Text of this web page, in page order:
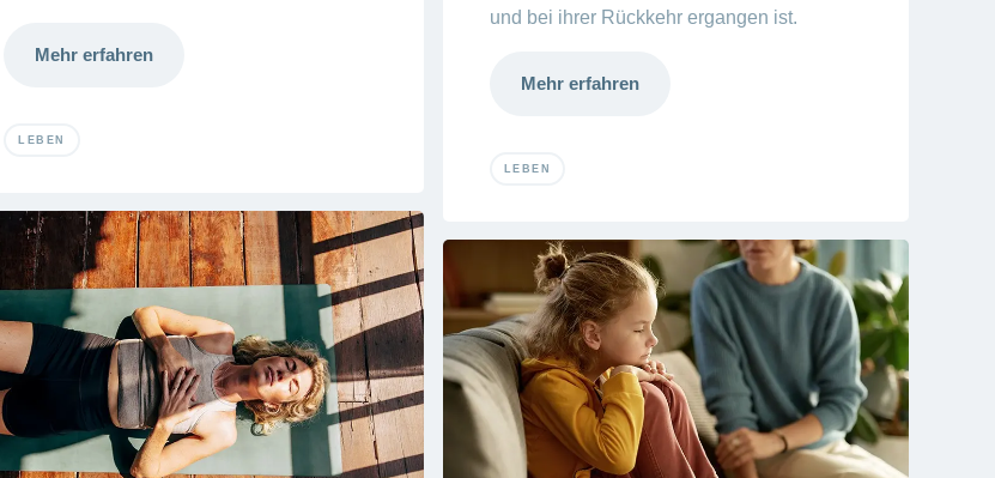
Mehr erfahren
LEBEN
und bei ihrer Rückkehr ergangen ist.
Mehr erfahren
LEBEN